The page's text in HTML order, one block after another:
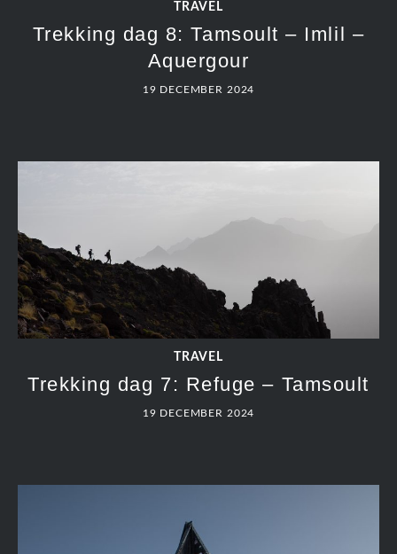
TRAVEL
Trekking dag 8: Tamsoult – Imlil –
Aquergour
19 DECEMBER 2024
TRAVEL
Trekking dag 7: Refuge – Tamsoult
19 DECEMBER 2024